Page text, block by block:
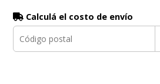
Calculá el costo de envío